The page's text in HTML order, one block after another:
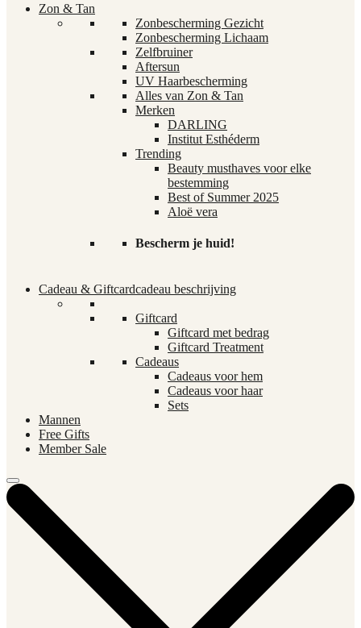
Zon & Tan
Zonbescherming Gezicht
Zonbescherming Lichaam
Zelfbruiner
Aftersun
UV Haarbescherming
Alles van Zon & Tan
Merken
DARLING
Institut Esthéderm
Trending
Beauty musthaves voor elke
bestemming
Best of Summer 2025
Aloë vera
Bescherm je huid!
Cadeau & Giftcardcadeau beschrijving
Giftcard
Giftcard met bedrag
Giftcard Treatment
Cadeaus
Cadeaus voor hem
Cadeaus voor haar
Sets
Mannen
Free Gifts
Member Sale